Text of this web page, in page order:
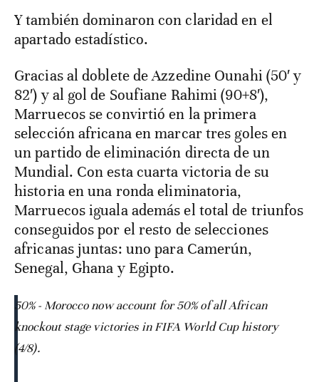
Y también dominaron con claridad en el
apartado estadístico.
Gracias al doblete de Azzedine Ounahi (50′ y
82′) y al gol de Soufiane Rahimi (90+8′),
Marruecos se convirtió en la primera
selección africana en marcar tres goles en
un partido de eliminación directa de un
Mundial. Con esta cuarta victoria de su
historia en una ronda eliminatoria,
Marruecos iguala además el total de triunfos
conseguidos por el resto de selecciones
africanas juntas: uno para Camerún,
Senegal, Ghana y Egipto.
50% - Morocco now account for 50% of all African
knockout stage victories in FIFA World Cup history
(4/8).